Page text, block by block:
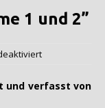
1 und 2”
von